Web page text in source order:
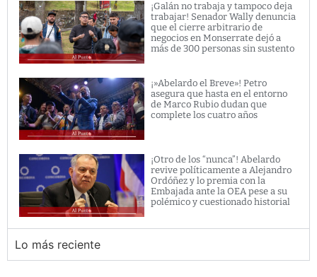
¡Galán no trabaja y tampoco deja
trabajar! Senador Wally denuncia
que el cierre arbitrario de
negocios en Monserrate dejó a
más de 300 personas sin sustento
¡»Abelardo el Breve»! Petro
asegura que hasta en el entorno
de Marco Rubio dudan que
complete los cuatro años
¡Otro de los “nunca”! Abelardo
revive políticamente a Alejandro
Ordóñez y lo premia con la
Embajada ante la OEA pese a su
polémico y cuestionado historial
Lo más reciente